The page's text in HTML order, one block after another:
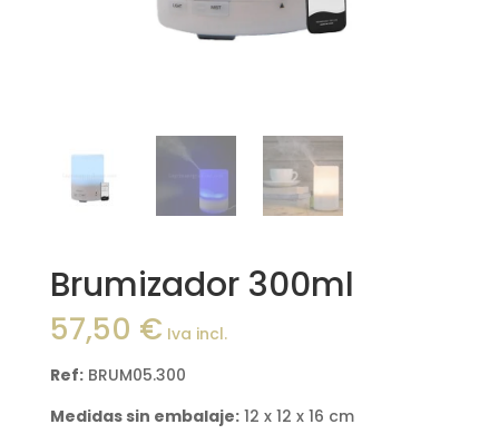
Brumizador 300ml
57,50 € Iva incl.
Ref:BRUM05.300
Medidas sin embalaje:12 x 12 x 16 cm